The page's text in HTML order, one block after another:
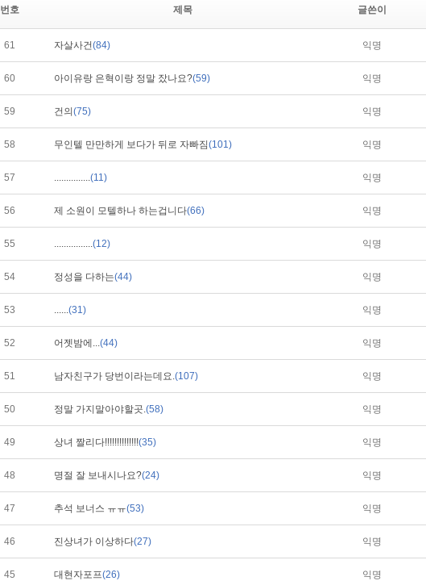
번호 제목 글쓴이
61 자살사건(84) 익명
60 아이유랑 은혁이랑 정말 잤나요?(59) 익명
59 건의 (75) 익명
58 무인텔 만만하게 보다가 뒤로 자빠짐(101) 익명
57 ...............(11) 익명
56 제 소원이 모텔하나 하는겁니다(66) 익명
55 ................(12) 익명
54 정성을 다하는(44) 익명
53 ......(31) 익명
52 어젯밤에...(44) 익명
51 남자친구가 당번이라는데요.(107) 익명
50 정말 가지말아야할곳.(58) 익명
49 상녀 짤리다!!!!!!!!!!!!!!(35) 익명
48 명절 잘 보내시나요?(24) 익명
47 추석 보너스 ㅠㅠ(53) 익명
46 진상녀가 이상하다(27) 익명
45 대현자포프(26) 익명